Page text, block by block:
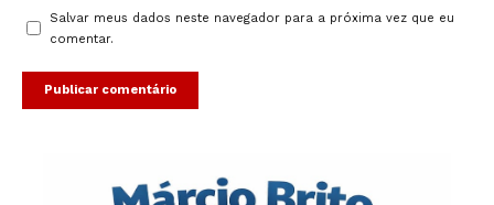
Salvar meus dados neste navegador para a próxima vez que eu
comentar.